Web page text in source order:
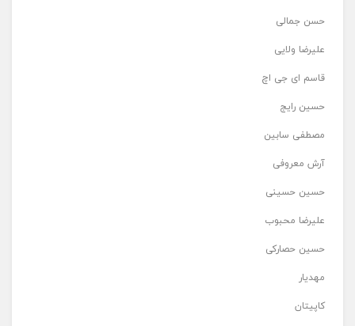
حسن جمالی
علیرضا ولایی
قاسم ای جی اچ
حسین رایج
مصطفی سابین
آرش معروفی
حسین حسینی
علیرضا محبوب
حسین حصارکی
مهدیار
کاپیتان